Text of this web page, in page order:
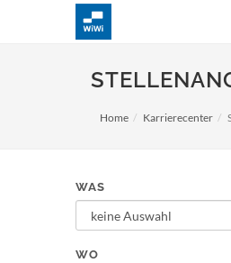
Home Karrierecenter
WAS
WO